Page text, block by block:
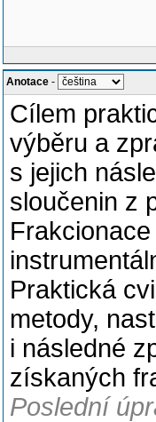
Anotace -
Cílem
výběru a
s jejich
sloučenin z
Praktická
metody,
i následné
získaných
Poslední